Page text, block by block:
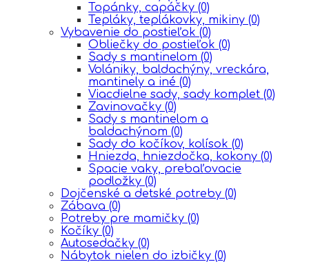
Topánky, capáčky (0)
Tepláky, teplákovky, mikiny (0)
Vybavenie do postieľok (0)
Obliečky do postieľok (0)
Sady s mantinelom (0)
Volániky, baldachýny, vreckára,
mantinely a iné (0)
Viacdielne sady, sady komplet (0)
Zavinovačky (0)
Sady s mantinelom a
baldachýnom (0)
Sady do kočíkov, kolísok (0)
Hniezda, hniezdočka, kokony (0)
Spacie vaky, prebaľovacie
podložky (0)
Dojčenské a detské potreby (0)
Zábava (0)
Potreby pre mamičky (0)
Kočíky (0)
Autosedačky (0)
Nábytok nielen do izbičky (0)